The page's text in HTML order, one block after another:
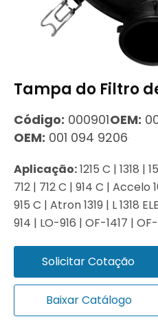
Tampa do Filtro
Código: 000901OEM:
OEM: 001 094 9206
Aplicação:1215 C | 1318 |
712 | 712 C | 914 C | Accelo
915 C | Atron 1319 | L 1318
914 | LO-916 | OF-1417 |
Solicitar Cotação
Baixar Catálogo